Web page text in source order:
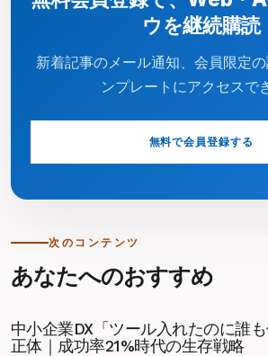
ウを継続購読
新着記事のメール通知、会員限定
ンプレートにアクセスで
無料で会員登録する
次のコンテンツ
あなたへのおすすめ
記事
中小企業DX「ツール入れたのに誰
正体｜成功率21%時代の生存戦略
中小企業のDX成功率はわずか21%。